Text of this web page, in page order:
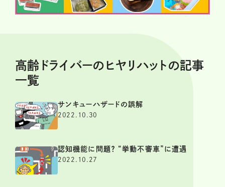
高齢ドライバーのヒヤリハットの記事
一覧
サンキューハザードの誤解
2022.10.30
認知機能に問題？ “挙動不審車”に遭遇
2022.10.27